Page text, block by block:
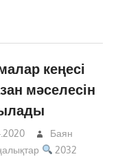
кеңесі
мәселесін
Баян
2032